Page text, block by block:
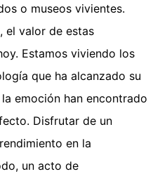
o museos vivientes.
el valor de estas
Estamos viviendo los
que ha alcanzado su
emoción han encontrado
Disfrutar de un
en la
un acto de